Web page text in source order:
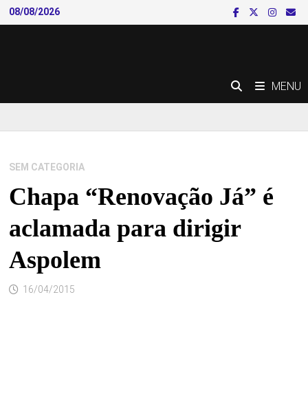
Skip
to
08/08/2026
MENU
SEM CATEGORIA
Chapa “Renovação Já” é
aclamada para dirigir
Aspolem
16/04/2015